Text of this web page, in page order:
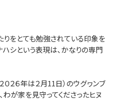
りをとても勉強されている印象を
ハシという表現は、かなりの専門
２６年は２月11日）のウグヮンブ
わが家を見守ってくださったヒヌ